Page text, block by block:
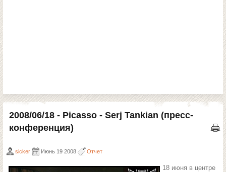
2008/06/18 - Picasso - Serj Tankian (пресс-
конференция)
sicker Июнь 19 2008 Отчет
18 июня в центре